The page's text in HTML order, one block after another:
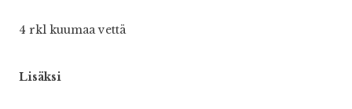
4 rkl kuumaa vettä
Lisäksi